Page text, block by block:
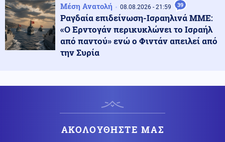
Κοινωνία 09.08.2026 - 09:35
Κλειστό το beach bar στην Πάρο όπου πνίγηκε ο
4χρονος: Το χρονικό της τραγωδίας
Οικονομία 09.08.2026 - 09:31
Δυτικού Νείλου, στο επίκεντρο η Αττική
Μέση Ανατολή 08.08.2026 - 21:59 39
Ραγδαία επιδείνωση-Ισραηλινά ΜΜΕ:
«Ο Ερντογάν περικυκλώνει το Ισραήλ
από παντού» ενώ ο Φιντάν απειλεί από
την Συρία
ΑΚΟΛΟΥΘΗΣΤΕ ΜΑΣ